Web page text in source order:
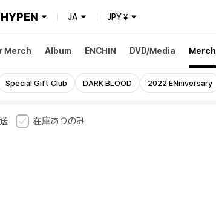
JA JPY¥
Merch Album ENCHIN DVD/Media Merch
Special Gift Club DARK BLOOD 2022 ENniversary
在庫ありのみ